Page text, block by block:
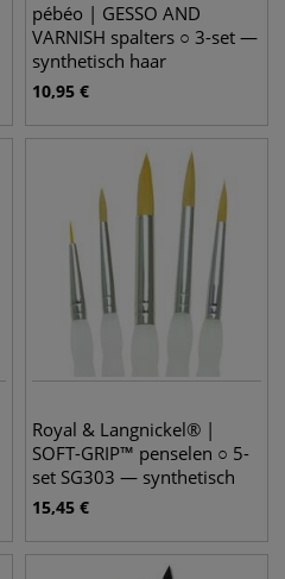
pébéo | GESSO AND
VARNISH spalters ○ 3-set —
synthetisch haar
10,95 €
Royal & Langnickel® |
SOFT-GRIP™ penselen ○ 5-
set SG303 — synthetisch
haar
15,45 €